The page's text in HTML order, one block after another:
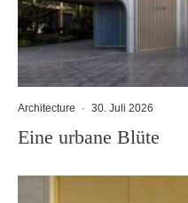
Architecture · 30. Juli 2026
Eine urbane Blüte